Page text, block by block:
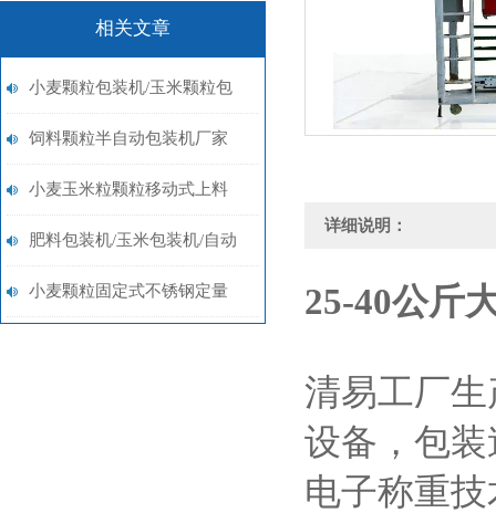
相关文章
小麦颗粒包装机/玉米颗粒包
装机带打包机厂家定制
饲料颗粒半自动包装机厂家
（打包机）
小麦玉米粒颗粒移动式上料
10-60公斤电子称重包装机定
制
肥料包装机/玉米包装机/自动
打包机定制厂家
小麦颗粒固定式不锈钢定量
详细说明：
25-40公斤
清易工厂
设备，包
电子称重